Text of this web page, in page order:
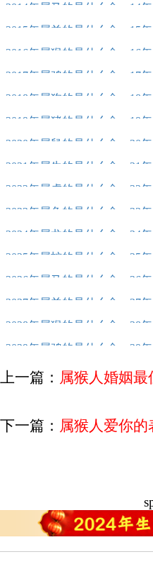
2014年属马的是什么命，14
2015年属羊的是什么命，15
2016年属猴的是什么命，16
2017年属鸡的是什么命，17
2018年属狗的是什么命，18
2019年属猪的是什么命，19
2020年属鼠的是什么命，20
2021年属牛的是什么命，21
2022年属虎的是什么命，22
2023年属兔的是什么命，23
2024年属龙的是什么命，24
2025年属蛇的是什么命，25
2026年属马的是什么命，26
2027年属羊的是什么命，27
2028年属猴的是什么命，28
2029年属鸡的是什么命，29
上一篇： 属猴人婚姻最
下一篇： 属猴人爱你的